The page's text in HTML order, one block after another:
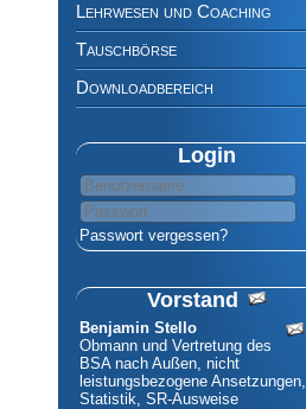
Lehrwesen und Coaching
Tauschbörse
Downloadbereich
Login
Passwort vergessen?
Vorstand
Benjamin Stello
Obmann und Vertretung des
BSA nach Außen, nicht
leistungsbezogene Ansetzungen,
Statistik, SR-Ausweise